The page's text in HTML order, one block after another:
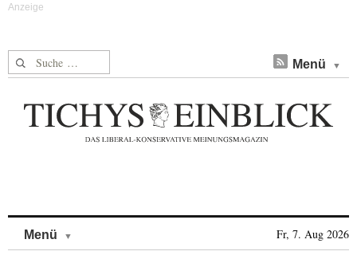
Suche nach: Menü
Menü Fr, 7. Aug 2026